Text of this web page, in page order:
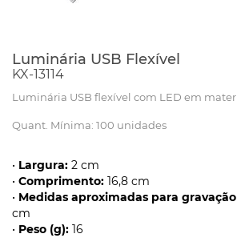
Luminária USB Flexível
KX-13114
Luminária USB flexível com LED em
Quant. Mínima: 100 unidades
• Largura: 2 cm
• Comprimento: 16,8 cm
• Medidas aproximadas para gravação
cm
• Peso (g): 16